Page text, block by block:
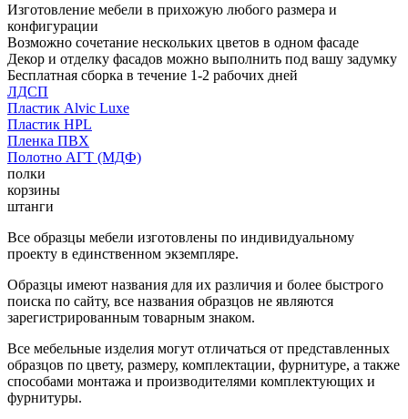
Изготовление мебели в прихожую любого размера и
конфигурации
Возможно сочетание нескольких цветов в одном фасаде
Декор и отделку фасадов можно выполнить под вашу задумку
Бесплатная сборка в течение 1-2 рабочих дней
ЛДСП
Пластик Alvic Luxe
Пластик HPL
Пленка ПВХ
Полотно АГТ (МДФ)
полки
корзины
штанги
Все образцы мебели изготовлены по индивидуальному
проекту в единственном экземпляре.
Образцы имеют названия для их различия и более быстрого
поиска по сайту, все названия образцов не являются
зарегистрированным товарным знаком.
Все мебельные изделия могут отличаться от представленных
образцов по цвету, размеру, комплектации, фурнитуре, а также
способами монтажа и производителями комплектующих и
фурнитуры.